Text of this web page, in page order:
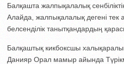
Балқашта жалпықалалық
Алайда, жалпықалалық дегені тек
белсенділік танытқандардың
Балқаштық кикбоксшы
Данияр Орал мамыр айында